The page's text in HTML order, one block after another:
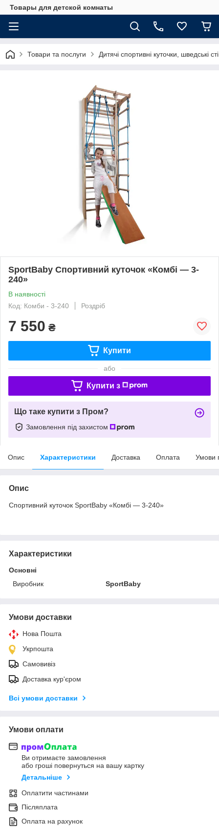
Товары для детской комнаты
Товари та послуги Дитячі спортивні куточки, шведські
SportBaby Спортивний куточок «Комбі — 3-
240»
В наявності
Код: Комби - 3-240
Роздріб
7 550 ₴
Купити
або
Купити з
Що таке купити з Пром?
Замовлення під захистом
Опис Характеристики Доставка Оплата Умови
Опис
Спортивний куточок SportBaby «Комбі — 3-240»
Характеристики
Основні
Виробник
SportBaby
Умови доставки
Нова Пошта
Укрпошта
Самовивіз
Доставка кур'єром
Всі умови доставки
Умови оплати
Ви отримаєте замовлення
або гроші повернуться на вашу картку
Детальніше
Оплатити частинами
Післяплата
Оплата на рахунок